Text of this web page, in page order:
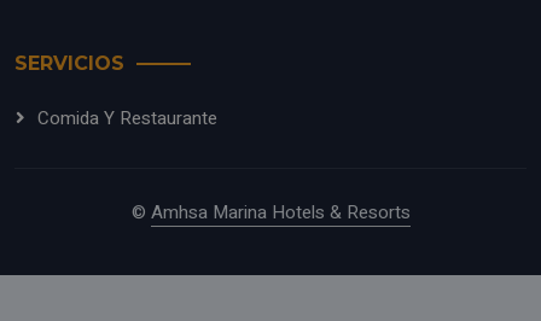
SERVICIOS
Comida Y Restaurante
© Amhsa Marina Hotels & Resorts